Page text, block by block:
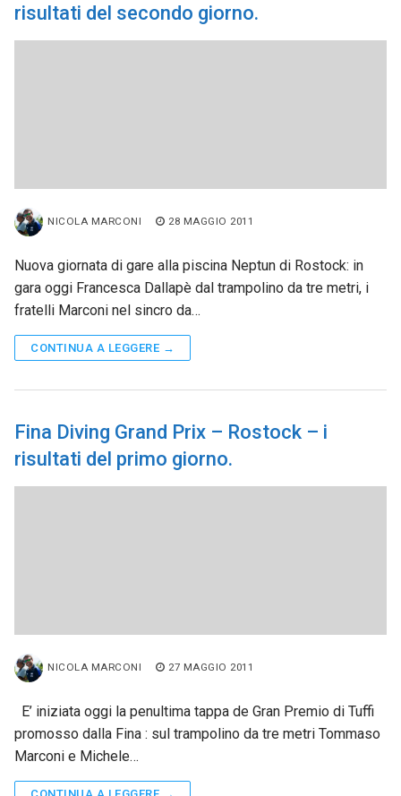
risultati del secondo giorno.
NICOLA MARCONI 28 MAGGIO 2011
Nuova giornata di gare alla piscina Neptun di Rostock: in
gara oggi Francesca Dallapè dal trampolino da tre metri, i
fratelli Marconi nel sincro da…
CONTINUA A LEGGERE →
Fina Diving Grand Prix – Rostock – i
risultati del primo giorno.
NICOLA MARCONI 27 MAGGIO 2011
E’ iniziata oggi la penultima tappa de Gran Premio di Tuffi
promosso dalla Fina : sul trampolino da tre metri Tommaso
Marconi e Michele…